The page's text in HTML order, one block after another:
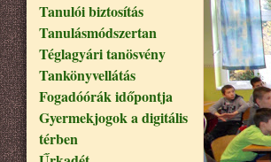
Tanulói biztosítás
Tanulásmódszertan
Téglagyári tanösvény
Tankönyvellátás
Fogadóórák időpontja
Gyermekjogok a digitális
térben